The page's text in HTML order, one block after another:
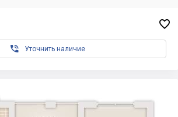

 Уточнить наличие